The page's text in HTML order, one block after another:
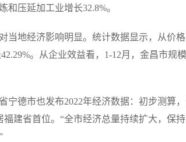
和压延加工业增长32.8%。
地经济影响明显。统计数据显示，从价格
。从企业效益看，1-12月，金昌市规
德市也发布2022年经济数据：初步测算，
福建省首位。“全市经济总量持续扩大，保